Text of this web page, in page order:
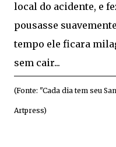
local do acidente, e
pousasse
tempo ele ficara
sem cair...
(Fonte: "Cada dia tem seu
Artpress)